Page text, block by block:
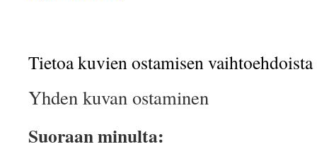
Tietoa kuvien ostamisen vaihtoehdoista
Yhden kuvan ostaminen
Suoraan minulta: